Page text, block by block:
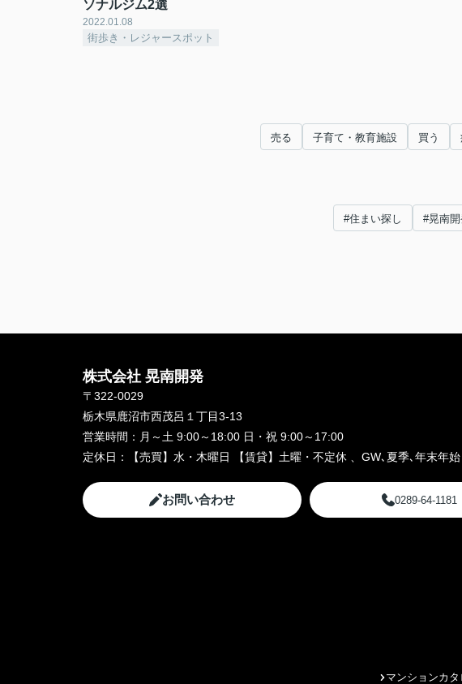
ソナルジム2選
2022.01.08
街歩き・レジャースポット
売る 子育て・教育施設 買う
#住まい探し #晃南開
株式会社 晃南開発
〒322-0029
栃木県鹿沼市西茂呂１丁目3-13
営業時間： 月～土 9:00～18:00 日・祝 9:00～17:00
定休日：
【売買】水・木曜日 【賃貸】土曜・不定休 、GW､夏季､年末年始
お問い合わせ 0289-64-1181
マンションカタ